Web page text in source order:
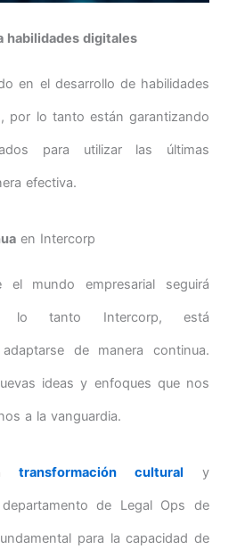
habilidades digitales
en el desarrollo de habilidades
por lo tanto están garantizando
para utilizar las últimas
efectiva.
en Intercorp
el mundo empresarial seguirá
lo tanto Intercorp, está
de manera continua.
ideas y enfoques que nos
a la vanguardia.
latransformación cultural y
de Legal Ops de
para la capacidad de